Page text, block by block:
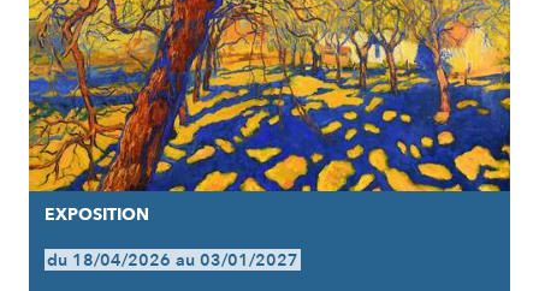
EXPOSITION
du 18/04/2026 au 03/01/2027